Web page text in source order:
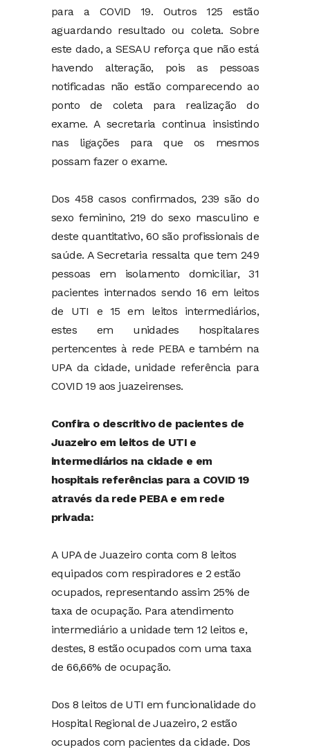
para a COVID 19. Outros 125 estão
aguardando resultado ou coleta. Sobre
este dado, a SESAU reforça que não está
havendo alteração, pois as pessoas
notificadas não estão comparecendo ao
ponto de coleta para realização do
exame. A secretaria continua insistindo
nas ligações para que os mesmos
possam fazer o exame.
Dos 458 casos confirmados, 239 são do
sexo feminino, 219 do sexo masculino e
deste quantitativo, 60 são profissionais de
saúde. A Secretaria ressalta que tem 249
pessoas em isolamento domiciliar, 31
pacientes internados sendo 16 em leitos
de UTI e 15 em leitos intermediários,
estes em unidades hospitalares
pertencentes à rede PEBA e também na
UPA da cidade, unidade referência para
COVID 19 aos juazeirenses.
Confira o descritivo de pacientes de
Juazeiro em leitos de UTI e
intermediários na cidade e em
hospitais referências para a COVID 19
através da rede PEBA e em rede
privada:
A UPA de Juazeiro conta com 8 leitos
equipados com respiradores e 2 estão
ocupados, representando assim 25% de
taxa de ocupação. Para atendimento
intermediário a unidade tem 12 leitos e,
destes, 8 estão ocupados com uma taxa
de 66,66% de ocupação.
Dos 8 leitos de UTI em funcionalidade do
Hospital Regional de Juazeiro, 2 estão
ocupados com pacientes da cidade. Dos